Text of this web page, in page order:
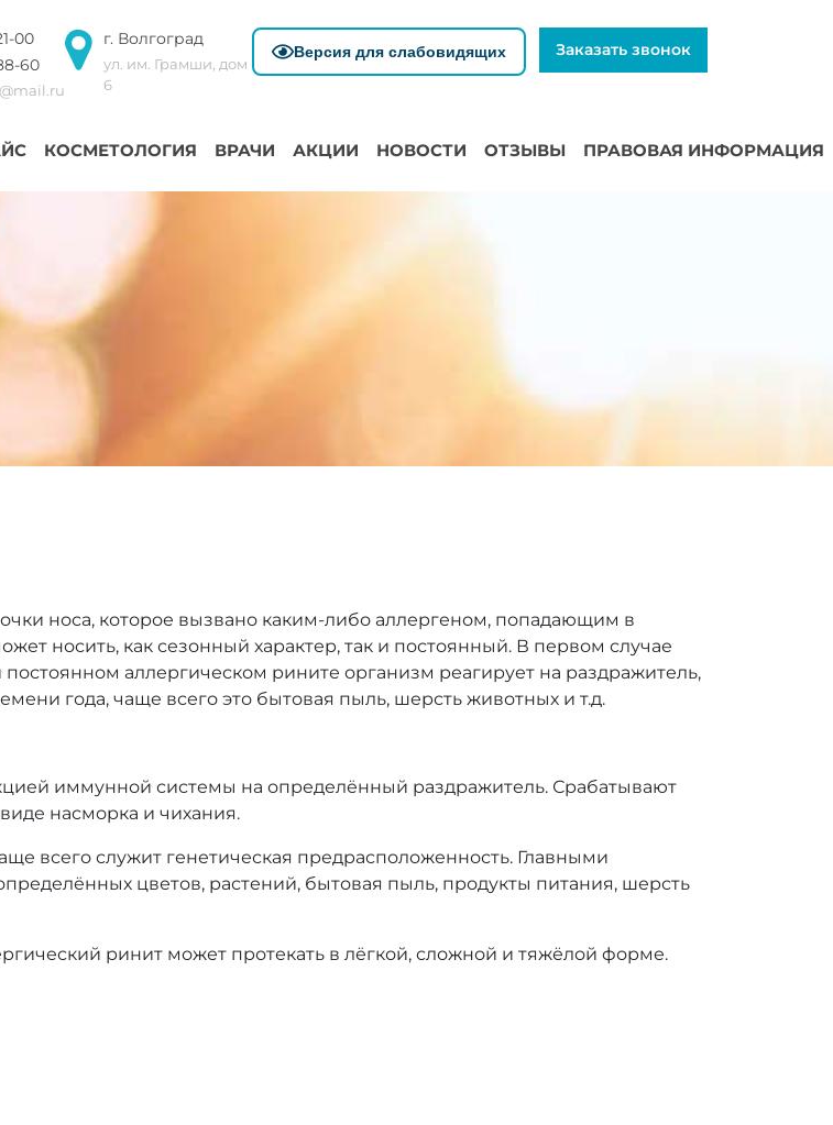
00
60
г. Волгоград
ул. им. Грамши, дом
6
Версия для слабовидящих Заказать звонок
КОСМЕТОЛОГИЯ ВРАЧИ АКЦИИ НОВОСТИ ОТЗЫВЫ ПРАВОВАЯ ИНФОРМАЦИЯ
носа, которое вызвано каким-либо аллергеном, попадающим в
носить, как сезонный характер, так и постоянный. В первом случае
аллергическом рините организм реагирует на раздражитель,
года, чаще всего это бытовая пыль, шерсть животных и т.д.
иммунной системы на определённый раздражитель. Срабатывают
насморка и чихания.
всего служит генетическая предрасположенность. Главными
цветов, растений, бытовая пыль, продукты питания, шерсть
ринит может протекать в лёгкой, сложной и тяжёлой форме.